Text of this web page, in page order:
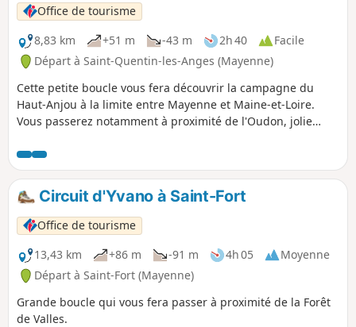
Office de tourisme
8,83 km
+51 m -43 m 2h 40
Facile
Départ à Saint-Quentin-les-Anges (Mayenne)
Cette petite boucle vous fera découvrir la campagne du
Haut-Anjou à la limite entre Mayenne et Maine-et-Loire.
Vous passerez notamment à proximité de l'Oudon, jolie
Circuit d'Yvano à Saint-Fort
Office de tourisme
13,43 km
+86 m -91 m 4h 05
Moyenne
Départ à Saint-Fort (Mayenne)
Grande boucle qui vous fera passer à proximité de la Forêt
de Valles.